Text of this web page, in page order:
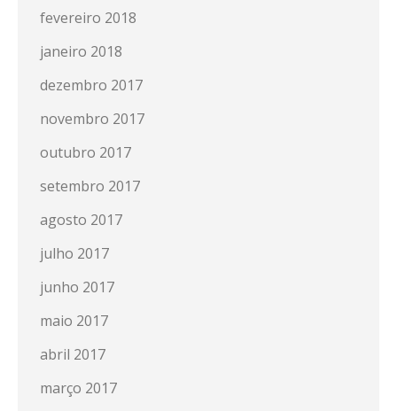
fevereiro 2018
janeiro 2018
dezembro 2017
novembro 2017
outubro 2017
setembro 2017
agosto 2017
julho 2017
junho 2017
maio 2017
abril 2017
março 2017